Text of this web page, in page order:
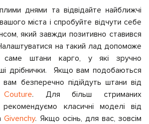
днями та відвідайте найближчі
вашого міста і спробуйте відчути себе
який завжди позитивно ставився
на такий лад допоможе
штани карго, у які зручно
дрібнички. Якщо вам подобаються
вам безперечно підійдуть штани від
. Для більш стриманих
класичні моделі від
Givenchy. Якщо осінь, для вас, зовсім